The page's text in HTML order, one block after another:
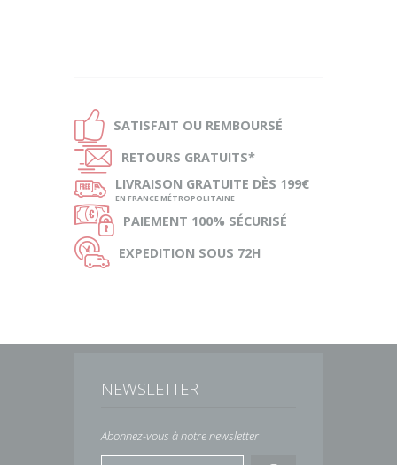
Ð SATISFAIT OU REMBOURSÉ
Ñ RETOURS GRATUITS*
ø LIVRAISON GRATUITE DÈS 199€
EN FRANCE MÉTROPOLITAINE
Ø PAIEMENT 100% SÉCURISÉ
Ù EXPEDITION SOUS 72H
NEWSLETTER
Abonnez-vous à notre newsletter